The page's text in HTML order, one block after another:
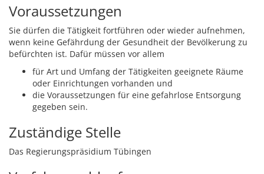
Voraussetzungen
Sie dürfen die Tätigkeit fortführen oder wieder aufnehmen,
wenn keine Gefährdung der Gesundheit der Bevölkerung zu
befürchten ist. Dafür müssen vor allem
für Art und Umfang der Tätigkeiten geeignete Räume
oder Einrichtungen vorhanden und
die Voraussetzungen für eine gefahrlose Entsorgung
gegeben sein.
Zuständige Stelle
Das Regierungspräsidium Tübingen